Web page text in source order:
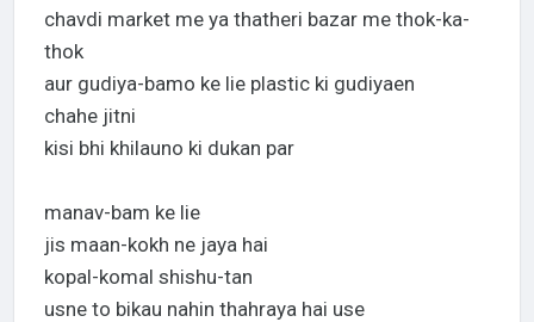
chavdi market me ya thatheri bazar me thok-ka-
thok
aur gudiya-bamo ke lie plastic ki gudiyaen
chahe jitni
kisi bhi khilauno ki dukan par
manav-bam ke lie
jis maan-kokh ne jaya hai
kopal-komal shishu-tan
usne to bikau nahin thahraya hai use